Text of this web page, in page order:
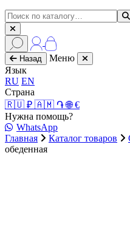
Назад
Меню
Язык
RU EN
Страна
🇷🇺 ₽ 🇦🇲 ֏🌐 €
Нужна помощь?
WhatsApp
Главная
Каталог товаров
обеденная